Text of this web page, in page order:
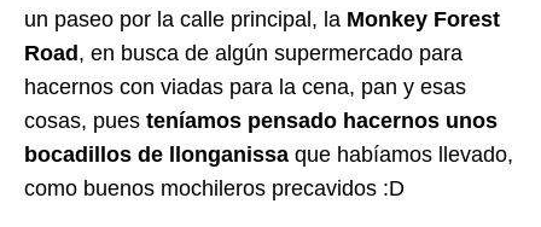
un paseo por la calle principal, la Monkey Forest
Road , en busca de algún supermercado para
hacernos con viadas para la cena, pan y esas
cosas, pues teníamos pensado hacernos unos
bocadillos de llonganissa que habíamos llevado,
como buenos mochileros precavidos :D